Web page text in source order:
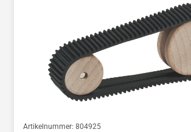
Artikelnummer: 804925